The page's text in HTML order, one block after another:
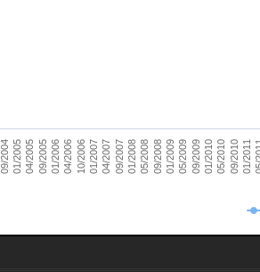
09/200401/200504/200509/200501/200604/200610/200601/200704/200709/200701/200805/200809/200801/200905/200909/200901/201005/201009/201001/2011